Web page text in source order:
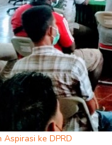
ke DPRD